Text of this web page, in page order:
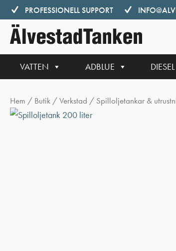
Hoppa
till
innehåll
PROFESSIONELL SUPPORT
VATTEN ADBLUE DIESEL
Hem / Butik /Verkstad / Spilloljetankar &